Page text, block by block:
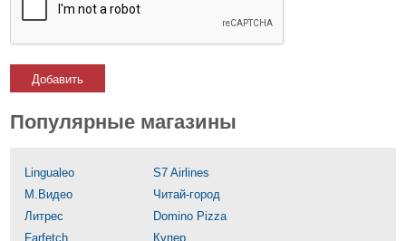
Добавить
Популярные магазины
Lingualeo
S7 Airlines
М.Видео
Читай-город
Литрес
Domino Pizza
Farfetch
Купер